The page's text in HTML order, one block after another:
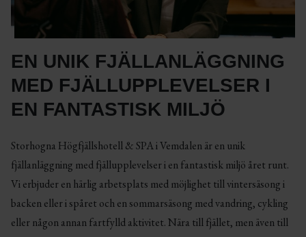
EN UNIK FJÄLLANLÄGGNING
MED FJÄLLUPPLEVELSER I
EN FANTASTISK MILJÖ
Storhogna Högfjällshotell & SPA i Vemdalen är en unik
fjällanläggning med fjällupplevelser i en fantastisk miljö året runt.
Vi erbjuder en härlig arbetsplats med möjlighet till vintersäsong i
backen eller i spåret och en sommarsäsong med vandring, cykling
eller någon annan fartfylld aktivitet. Nära till fjället, men även till